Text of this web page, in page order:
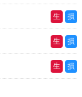
生 損
生 損
生 損